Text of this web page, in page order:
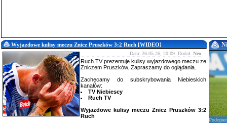
Wyjazdowe kulisy meczu Znicz Pruszków 3:2 Ruch [WIDEO]
Data: 26.05.26; 20:09 Dodał: Neo
Ruch TV prezentuje kulisy wyjazdowego meczu ze
Zniczem Pruszków. Zapraszamy do oglądania.
Zachęcamy do subskrybowania Niebieskich
kanałów:
TV Niebiescy
Ruch TV
Wyjazdowe kulisy meczu Znicz Pruszków 3:2
Ruch